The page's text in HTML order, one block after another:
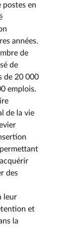
en
années.
de
de
de 20 000
emplois.
de la vie
des
leur
et
la